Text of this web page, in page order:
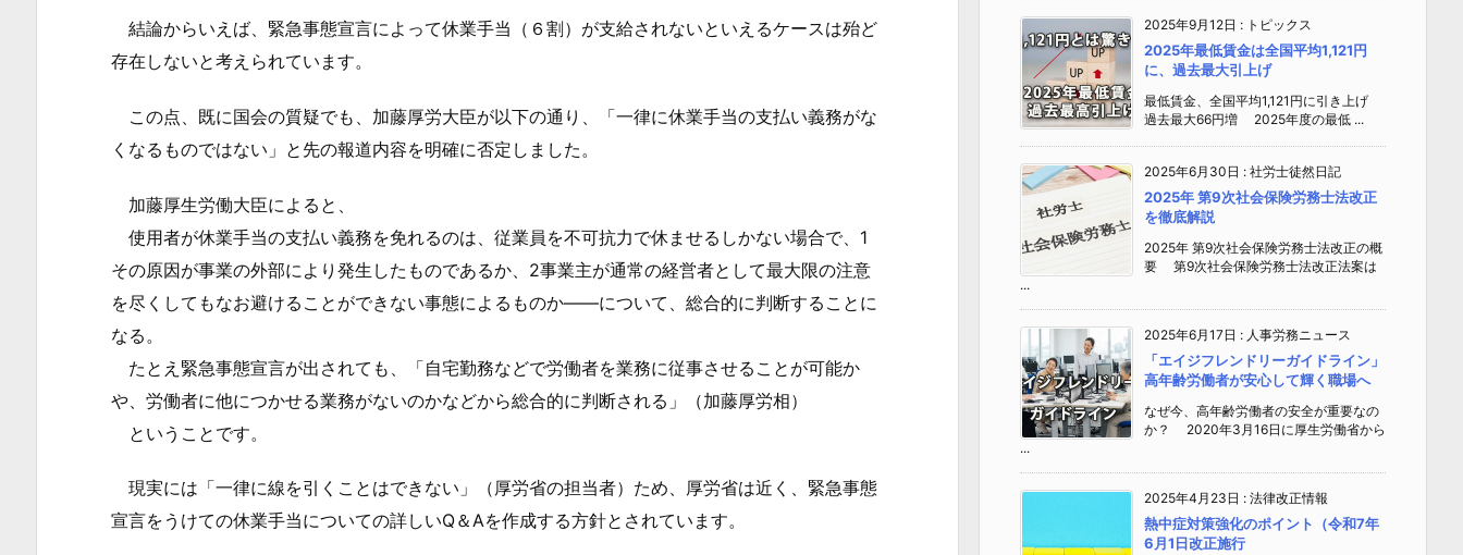
の
れ
か
拡
大
防
止
背
い
む
結論からいえば、緊急事態宣言によって休業手当（６割）が支給されないといえるケースは殆ど
存在しないと考えられています。
この点、既に国会の質疑でも、加藤厚労大臣が以下の通り、「一律に休業手当の支払い義務がな
くなるものではない」と先の報道内容を明確に否定しました。
加藤厚生労働大臣によると、
使用者が休業手当の支払い義務を免れるのは、従業員を不可抗力で休ませるしかない場合で、1
その原因が事業の外部により発生したものであるか、2事業主が通常の経営者として最大限の注意
を尽くしてもなお避けることができない事態によるものか――について、総合的に判断することに
なる。
たとえ緊急事態宣言が出されても、「自宅勤務などで労働者を業務に従事させることが可能か
や、労働者に他につかせる業務がないのかなどから総合的に判断される」（加藤厚労相）
ということです。
現実には「一律に線を引くことはできない」（厚労省の担当者）ため、厚労省は近く、緊急事態
宣言をうけての休業手当についての詳しいQ＆Aを作成する方針とされています。
2025年9月12日 : トピックス
2025年最低賃金は全国平均1,121円
に、過去最大引上げ
最低賃金、全国平均1,121円に引き上げ
過去最大66円増 2025年度の最低 ...
2025年6月30日 : 社労士徒然日記
2025年 第9次社会保険労務士法改正
を徹底解説
2025年 第9次社会保険労務士法改正の概
要 第9次社会保険労務士法改正法案は
...
2025年6月17日 : 人事労務ニュース
「エイジフレンドリーガイドライン」
高年齢労働者が安心して輝く職場へ
なぜ今、高年齢労働者の安全が重要なの
か？ 2020年3月16日に厚生労働省から
...
2025年4月23日 : 法律改正情報
熱中症対策強化のポイント（令和7年
6月1日改正施行